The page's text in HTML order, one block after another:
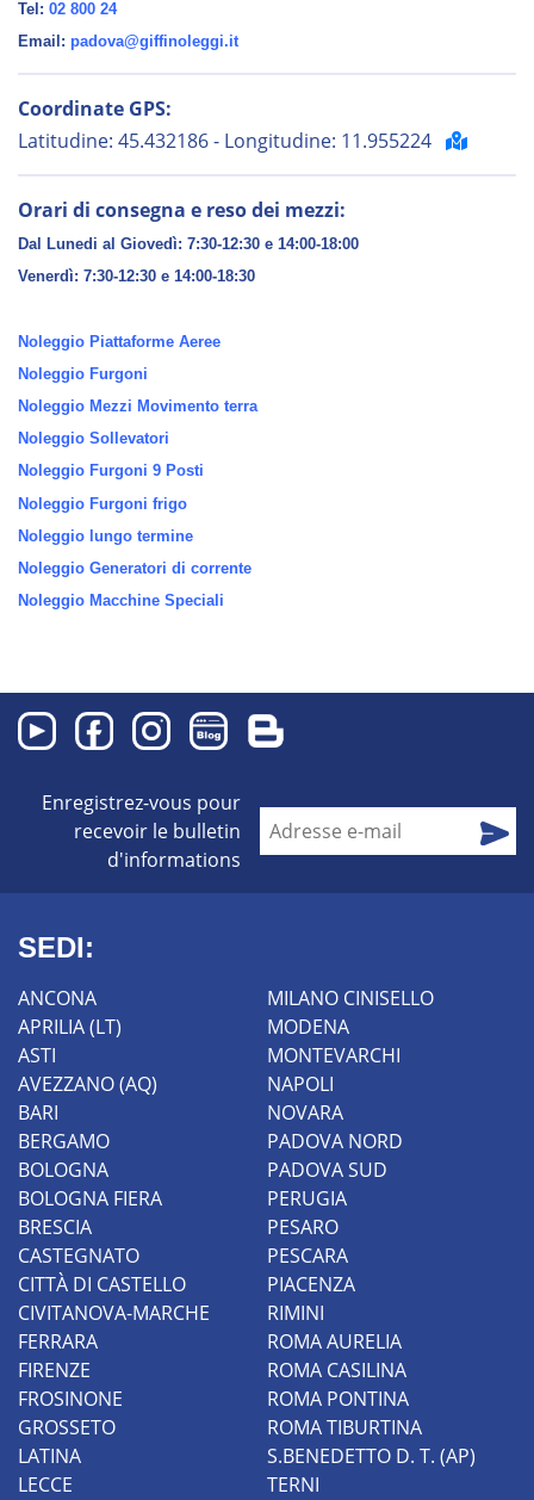
Tel: 02 800 24
Email: padova@giffinoleggi.it
Coordinate GPS:
Latitudine: 45.432186 - Longitudine: 11.955224
Orari di consegna e reso dei mezzi:
Dal Lunedi al Giovedì: 7:30-12:30 e 14:00-18:00
Venerdì: 7:30-12:30 e 14:00-18:30
Noleggio Piattaforme Aeree
Noleggio Furgoni
Noleggio Mezzi Movimento terra
Noleggio Sollevatori
Noleggio Furgoni 9 Posti
Noleggio Furgoni frigo
Noleggio lungo termine
Noleggio Generatori di corrente
Noleggio Macchine Speciali
Enregistrez-vous pour
recevoir le bulletin
d'informations
SEDI:
ANCONA
APRILIA (LT)
ASTI
AVEZZANO (AQ)
BARI
BERGAMO
BOLOGNA
BOLOGNA FIERA
BRESCIA
CASTEGNATO
CITTÀ DI CASTELLO
CIVITANOVA-MARCHE
FERRARA
FIRENZE
FROSINONE
GROSSETO
LATINA
LECCE
MILANO CINISELLO
MODENA
MONTEVARCHI
NAPOLI
NOVARA
PADOVA NORD
PADOVA SUD
PERUGIA
PESARO
PESCARA
PIACENZA
RIMINI
ROMA AURELIA
ROMA CASILINA
ROMA PONTINA
ROMA TIBURTINA
S.BENEDETTO D. T. (AP)
TERNI